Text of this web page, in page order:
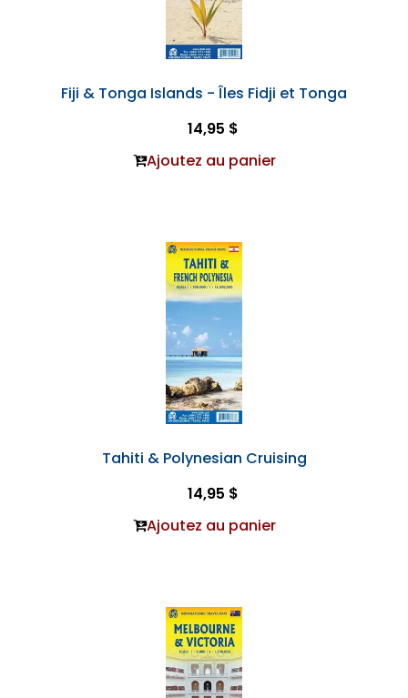
Fiji & Tonga Islands - Îles Fidji et Tonga
14,95 $
Ajoutez au panier
Tahiti & Polynesian Cruising
14,95 $
Ajoutez au panier